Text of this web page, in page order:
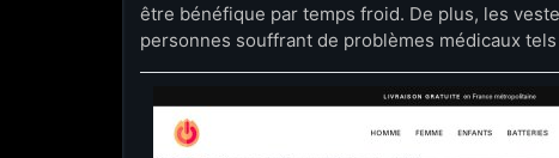
être bénéfique par temps froid. De plus, les
personnes souffrant de problèmes médicaux